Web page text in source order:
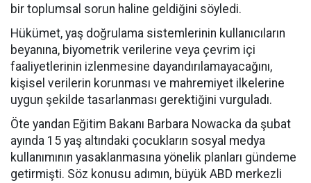
bir toplumsal sorun haline geldiğini söyledi.
Hükümet, yaş doğrulama sistemlerinin kullanıcıların
beyanına, biyometrik verilerine veya çevrim içi
faaliyetlerinin izlenmesine dayandırılamayacağını,
kişisel verilerin korunması ve mahremiyet ilkelerine
uygun şekilde tasarlanması gerektiğini vurguladı.
Öte yandan Eğitim Bakanı Barbara Nowacka da şubat
ayında 15 yaş altındaki çocukların sosyal medya
kullanımının yasaklanmasına yönelik planları gündeme
getirmişti. Söz konusu adımın, büyük ABD merkezli